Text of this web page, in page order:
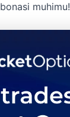
muhimu!